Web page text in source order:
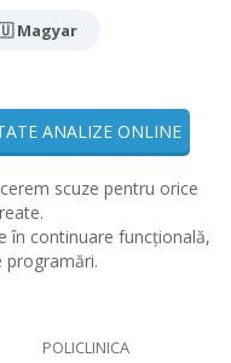
Magyar
ANALIZE ONLINE
scuze pentru orice
în continuare funcțională,
programări.
POLICLINICA